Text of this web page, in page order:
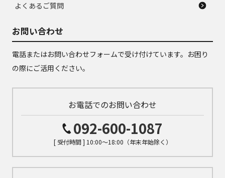
よくあるご質問
お問い合わせ
電話またはお問い合わせフォームで受け付けています。お困り
の際にご活用ください。
お電話でのお問い合わせ
092-600-1087
[ 受付時間 ] 10:00～18:00（年末年始除く）